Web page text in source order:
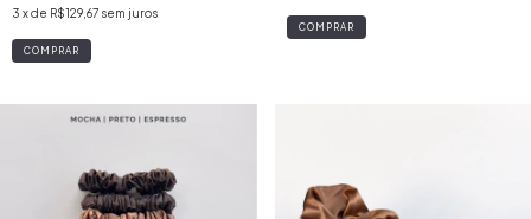
3 x de R$129,67 sem juros
COMPRAR
COMPRAR